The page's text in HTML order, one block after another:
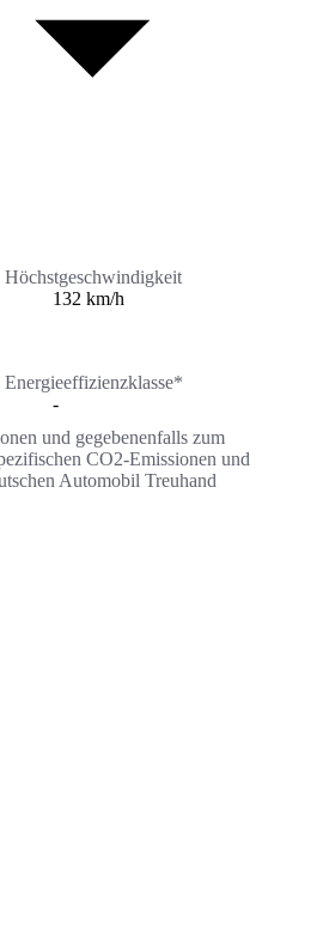
Höchstgeschwindigkeit
132 km/h
Energieeffizienzklasse*
-
und gegebenenfalls zum
CO2-Emissionen und
Automobil Treuhand